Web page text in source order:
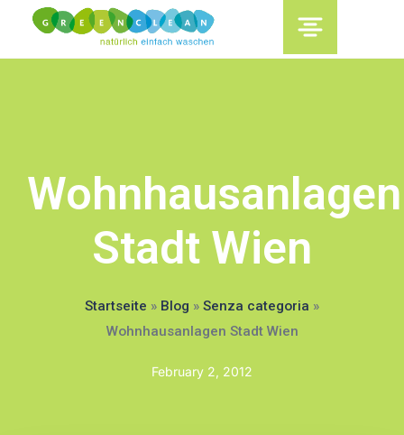
content
Wohnhausanlagen
Stadt Wien
Startseite » Blog » Senza categoria »
Wohnhausanlagen Stadt Wien
February 2, 2012